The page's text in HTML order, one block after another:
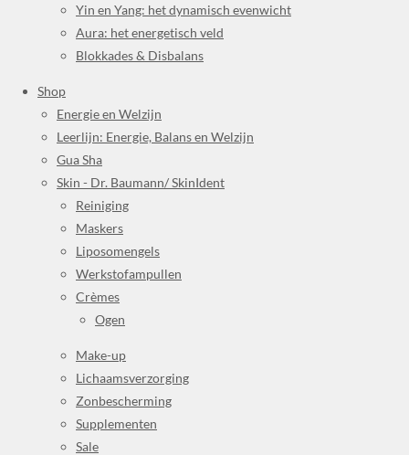
Yin en Yang: het dynamisch evenwicht
Aura: het energetisch veld
Blokkades & Disbalans
Shop
Energie en Welzijn
Leerlijn: Energie, Balans en Welzijn
Gua Sha
Skin - Dr. Baumann/ SkinIdent
Reiniging
Maskers
Liposomengels
Werkstofampullen
Crèmes
Ogen
Make-up
Lichaamsverzorging
Zonbescherming
Supplementen
Sale